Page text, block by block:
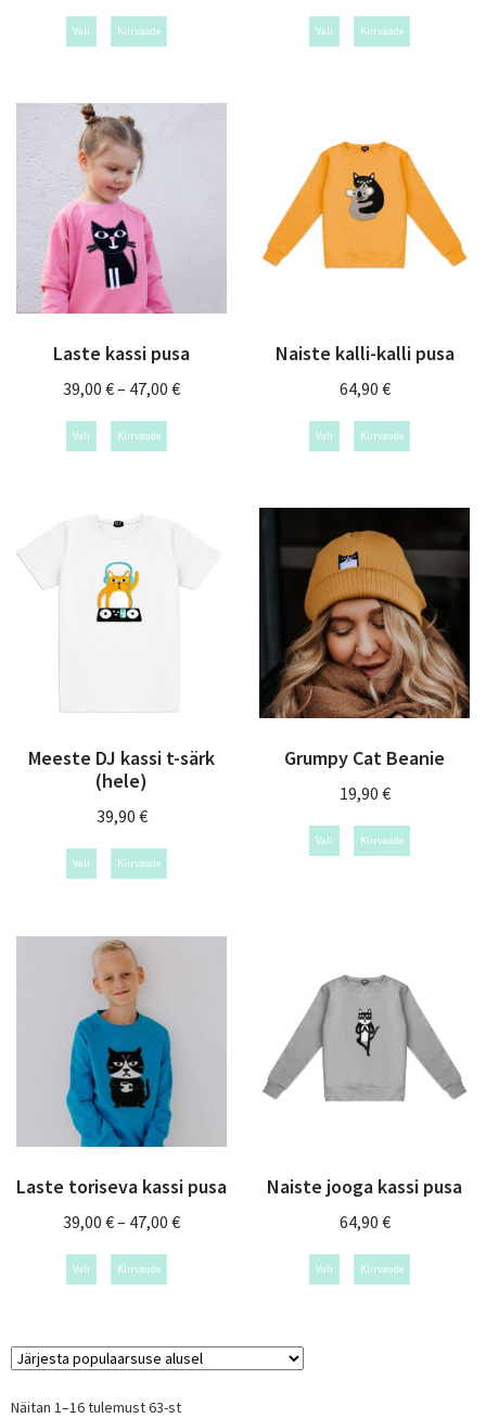
Vali Kiirvaade Vali Kiirvaade
Laste kassi pusa
39,00 €– 47,00 €
Vali Kiirvaade
Naiste kalli-kalli pusa
64,90 €
Vali Kiirvaade
Meeste DJ kassi t-särk
(hele)
39,90 €
Vali Kiirvaade
Grumpy Cat Beanie
19,90 €
Vali Kiirvaade
Laste toriseva kassi pusa
39,00 €– 47,00 €
Vali Kiirvaade
Naiste jooga kassi pusa
64,90 €
Vali Kiirvaade
Näitan 1–16 tulemust 63-st